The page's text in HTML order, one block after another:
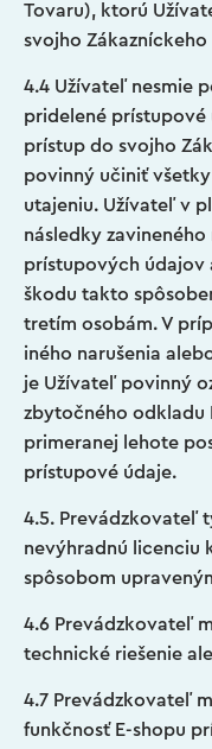
Tovaru), ktorú
svojho Zákazníckeho
4.4 Užívateľ nesmie
pridelené prístupové
prístup do svojho
povinný učiniť
utajeniu. Užívateľ v
následky
prístupových údajov
škodu takto
tretím osobám. V
iného narušenia
je Užívateľ povinný
zbytočného odkladu
primeranej lehote
prístupové údaje.
4.5. Prevádzkovateľ
nevýhradnú licenciu
spôsobom
4.6 Prevádzkovateľ
technické riešenie
4.7 Prevádzkovateľ
funkčnosť E-shopu